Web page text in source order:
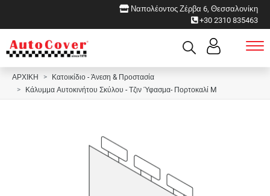
Ναπολέοντος Ζέρβα 6, Θεσσαλονίκη
+30 2310 835463
ΑΡΧΙΚΗ
Κατοικίδιο - Άνεση & Προστασία
Κάλυμμα Αυτοκινήτου Σκύλου - Τζιν Ύφασμα- Πορτοκαλί M